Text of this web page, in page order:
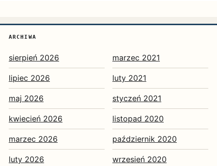
ARCHIWA
sierpień 2026
lipiec 2026
maj 2026
kwiecień 2026
marzec 2026
luty 2026
marzec 2021
luty 2021
styczeń 2021
listopad 2020
październik 2020
wrzesień 2020